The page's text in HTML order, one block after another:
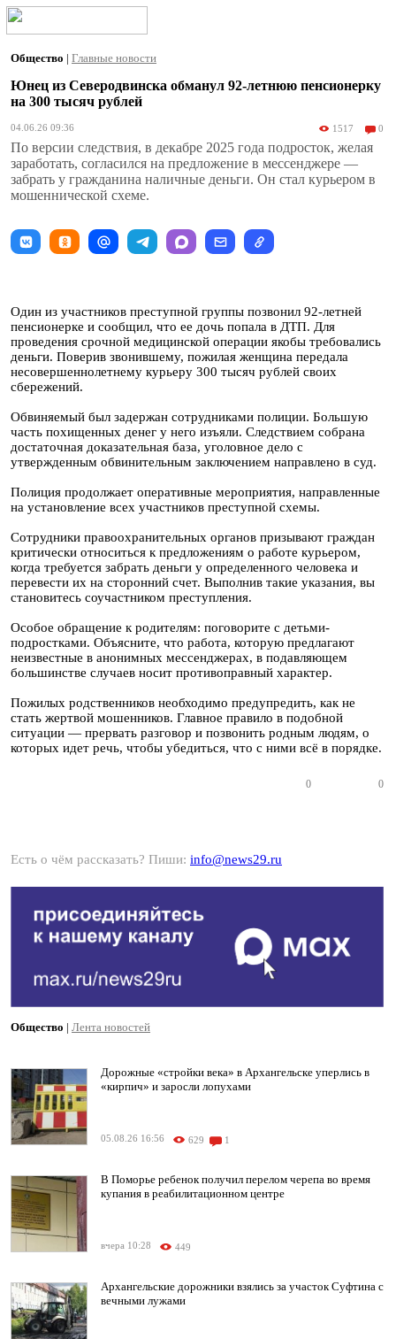
Общество | Главные новости
Юнец из Северодвинска обманул 92-летнюю пенсионерку
на 300 тысяч рублей
04.06.26 09:36 1517 0
По версии следствия, в декабре 2025 года подросток, желая
заработать, согласился на предложение в мессенджере —
забрать у гражданина наличные деньги. Он стал курьером в
мошеннической схеме.
Один из участников преступной группы позвонил 92-летней
пенсионерке и сообщил, что ее дочь попала в ДТП. Для
проведения срочной медицинской операции якобы требовались
деньги. Поверив звонившему, пожилая женщина передала
несовершеннолетнему курьеру 300 тысяч рублей своих
сбережений.
Обвиняемый был задержан сотрудниками полиции. Большую
часть похищенных денег у него изъяли. Следствием собрана
достаточная доказательная база, уголовное дело с
утвержденным обвинительным заключением направлено в суд.
Полиция продолжает оперативные мероприятия, направленные
на установление всех участников преступной схемы.
Сотрудники правоохранительных органов призывают граждан
критически относиться к предложениям о работе курьером,
когда требуется забрать деньги у определенного человека и
перевести их на сторонний счет. Выполнив такие указания, вы
становитесь соучастником преступления.
Особое обращение к родителям: поговорите с детьми-
подростками. Объясните, что работа, которую предлагают
неизвестные в анонимных мессенджерах, в подавляющем
большинстве случаев носит противоправный характер.
Пожилых родственников необходимо предупредить, как не
стать жертвой мошенников. Главное правило в подобной
ситуации — прервать разговор и позвонить родным людям, о
которых идет речь, чтобы убедиться, что с ними всё в порядке.
0 0
Есть о чём рассказать? Пиши: info@news29.ru
Общество | Лента новостей
Дорожные «стройки века» в Архангельске уперлись в
«кирпич» и заросли лопухами
05.08.26 16:56 629 1
В Поморье ребенок получил перелом черепа во время
купания в реабилитационном центре
вчера 10:28 449
Архангельские дорожники взялись за участок Суфтина с
вечными лужами